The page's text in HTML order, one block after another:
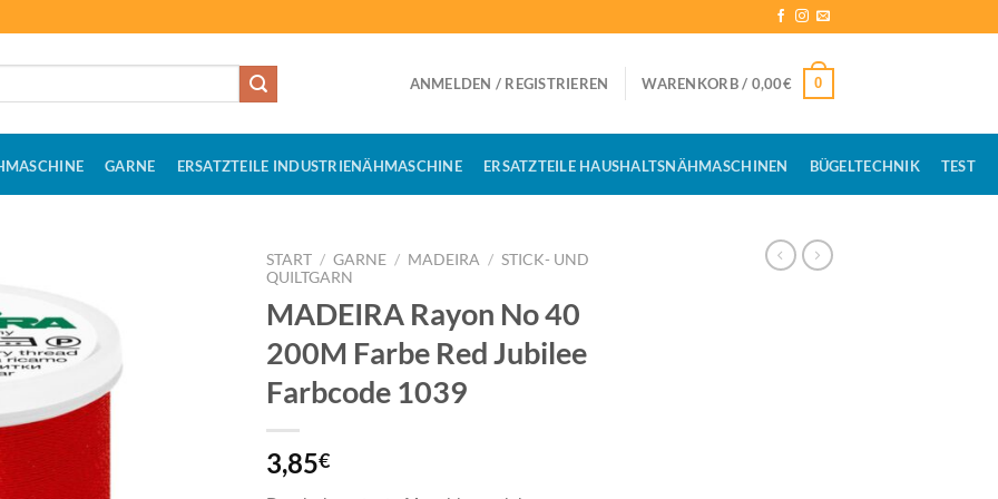
ANMELDEN / REGISTRIEREN WARENKORB / 0,00€ 0
GARNE ERSATZTEILE INDUSTRIENÄHMASCHINE ERSATZTEILE HAUSHALTSNÄHMASCHINEN BÜGELTECHNIK TEST
START / GARNE / MADEIRA / STICK- UND
QUILTGARN
MADEIRA Rayon No 40
200M Farbe Red Jubilee
Farbcode 1039
3,85€